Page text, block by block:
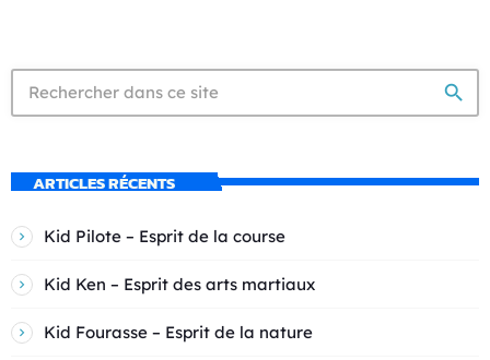
search
ARTICLES RÉCENTS
Kid Pilote – Esprit de la course
Kid Ken – Esprit des arts martiaux
Kid Fourasse – Esprit de la nature